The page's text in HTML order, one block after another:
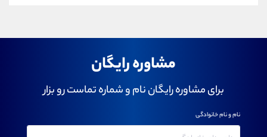
مشاوره رایگان
برای مشاوره رایگان نام و شماره تماست رو بزار
نام و نام خانوادگی